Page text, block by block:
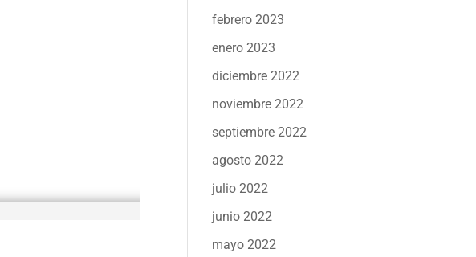
febrero 2023
enero 2023
diciembre 2022
noviembre 2022
septiembre 2022
agosto 2022
julio 2022
junio 2022
mayo 2022